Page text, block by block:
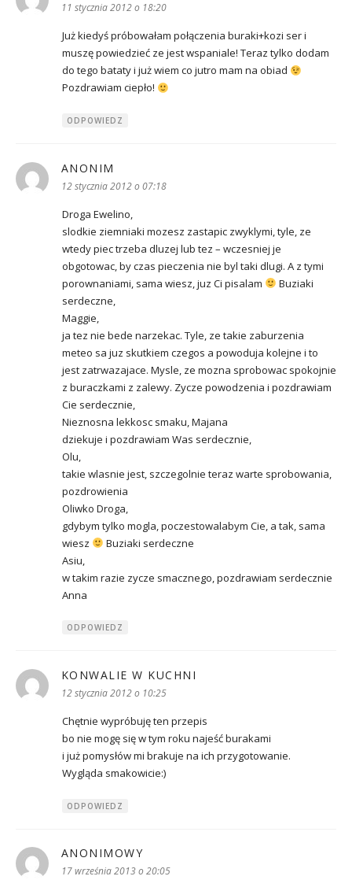
11 stycznia 2012 o 18:20
Już kiedyś próbowałam połączenia buraki+kozi ser i
muszę powiedzieć ze jest wspaniale! Teraz tylko dodam
do tego bataty i już wiem co jutro mam na obiad
Pozdrawiam ciepło!
ODPOWIEDZ
ANONIM
12 stycznia 2012 o 07:18
Droga Ewelino,
slodkie ziemniaki mozesz zastapic zwyklymi, tyle, ze
wtedy piec trzeba dluzej lub tez – wczesniej je
obgotowac, by czas pieczenia nie byl taki dlugi. A z tymi
porownaniami, sama wiesz, juz Ci pisalam
Buziaki
serdeczne,
Maggie,
ja tez nie bede narzekac. Tyle, ze takie zaburzenia
meteo sa juz skutkiem czegos a powoduja kolejne i to
jest zatrwazajace. Mysle, ze mozna sprobowac spokojnie
z buraczkami z zalewy. Zycze powodzenia i pozdrawiam
Cie serdecznie,
Nieznosna lekkosc smaku, Majana
dziekuje i pozdrawiam Was serdecznie,
Olu,
takie wlasnie jest, szczegolnie teraz warte sprobowania,
pozdrowienia
Oliwko Droga,
gdybym tylko mogla, poczestowalabym Cie, a tak, sama
wiesz
Buziaki serdeczne
Asiu,
w takim razie zycze smacznego, pozdrawiam serdecznie
Anna
ODPOWIEDZ
KONWALIE W KUCHNI
12 stycznia 2012 o 10:25
Chętnie wypróbuję ten przepis
bo nie mogę się w tym roku najeść burakami
i już pomysłów mi brakuje na ich przygotowanie.
Wygląda smakowicie:)
ODPOWIEDZ
ANONIMOWY
17 września 2013 o 20:05